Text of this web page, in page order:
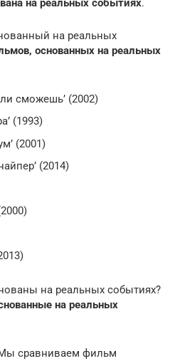
на реальных событиях.
на реальных
основанных на реальных
сможешь’ (2002)
(1993)
(2001)
(2014)
на реальных событиях?
на реальных
сравниваем фильм